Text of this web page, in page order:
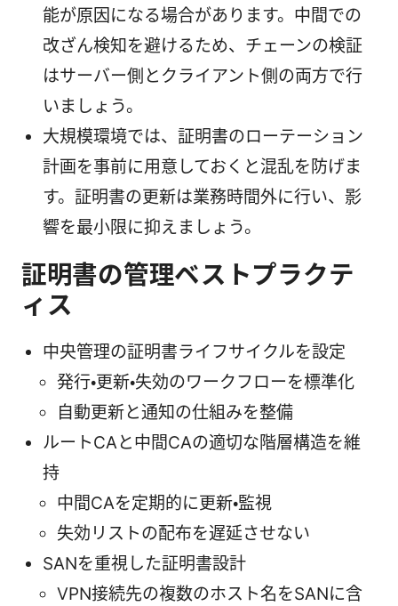
能が原因になる場合があります。中間での
改ざん検知を避けるため、チェーンの検証
はサーバー側とクライアント側の両方で行
いましょう。
大規模環境では、証明書のローテーション
計画を事前に用意しておくと混乱を防げま
す。証明書の更新は業務時間外に行い、影
響を最小限に抑えましょう。
証明書の管理ベストプラクテ
ィス
中央管理の証明書ライフサイクルを設定
発行・更新・失効のワークフローを標準化
自動更新と通知の仕組みを整備
ルートCAと中間CAの適切な階層構造を維
持
中間CAを定期的に更新・監視
失効リストの配布を遅延させない
SANを重視した証明書設計
VPN接続先の複数のホスト名をSANに含